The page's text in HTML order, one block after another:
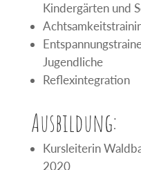
Kindergärten und
Jugendliche
Reflexintegration
Ausbildung:
Kursleiterin
2020